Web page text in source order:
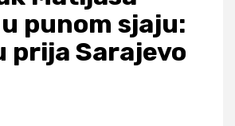
punom sjaju:
prija Sarajevo